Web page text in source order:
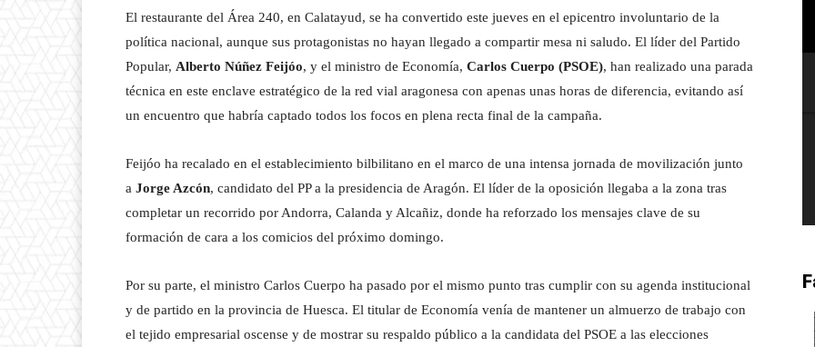
El restaurante del Área 240, en Calatayud, se ha convertido este jueves en el epicentro involuntario de la
política nacional, aunque sus protagonistas no hayan llegado a compartir mesa ni saludo. El líder del Partido
Popular, Alberto Núñez Feijóo, y el ministro de Economía, Carlos Cuerpo (PSOE), han realizado una parada
técnica en este enclave estratégico de la red vial aragonesa con apenas unas horas de diferencia, evitando así
un encuentro que habría captado todos los focos en plena recta final de la campaña.
Feijóo ha recalado en el establecimiento bilbilitano en el marco de una intensa jornada de movilización junto
a Jorge Azcón, candidato del PP a la presidencia de Aragón. El líder de la oposición llegaba a la zona tras
completar un recorrido por Andorra, Calanda y Alcañiz, donde ha reforzado los mensajes clave de su
formación de cara a los comicios del próximo domingo.
Por su parte, el ministro Carlos Cuerpo ha pasado por el mismo punto tras cumplir con su agenda institucional
y de partido en la provincia de Huesca. El titular de Economía venía de mantener un almuerzo de trabajo con
el tejido empresarial oscense y de mostrar su respaldo público a la candidata del PSOE a las elecciones